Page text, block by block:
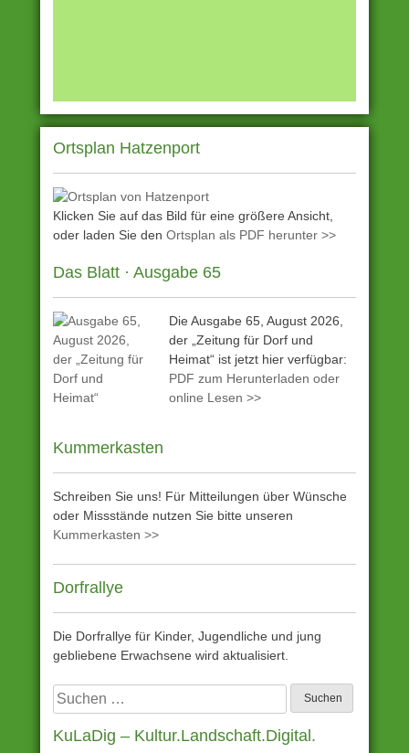
Ortsplan Hatzenport
Klicken Sie auf das Bild für eine größere Ansicht,
oder laden Sie den Ortsplan als PDF herunter >>
Das Blatt · Ausgabe 65
Die Ausgabe 65, August 2026,
der „Zeitung für Dorf und
Heimat“ ist jetzt hier verfügbar:
PDF zum Herunterladen oder
online Lesen >>
Kummerkasten
Schreiben Sie uns! Für Mitteilungen über Wünsche
oder Missstände nutzen Sie bitte unseren
Kummerkasten >>
Dorfrallye
Die Dorfrallye für Kinder, Jugendliche und jung
gebliebene Erwachsene wird aktualisiert.
Suchen
nach:
KuLaDig – Kultur.Landschaft.Digital.